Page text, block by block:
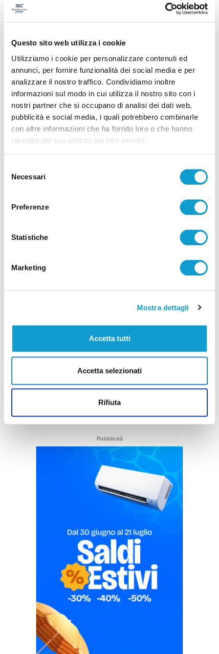
Questo sito web utilizza i cookie
Utilizziamo i cookie per personalizzare contenuti ed
annunci, per fornire funzionalità dei social media e per
analizzare il nostro traffico. Condividiamo inoltre
informazioni sul modo in cui utilizza il nostro sito con i
nostri partner che si occupano di analisi dei dati web,
pubblicità e social media, i quali potrebbero combinarle
con altre informazioni che ha fornito loro o che hanno
raccolto dal suo utilizzo dei loro servizi.
delNecessari
Preferenze
Statistiche
Marketing
Mostra dettagli
Accetta tutti
Accetta selezionati
Rifiuta
Successivo
Tutti gli articoli
di Pier Paolo Flammini
Pubblicità